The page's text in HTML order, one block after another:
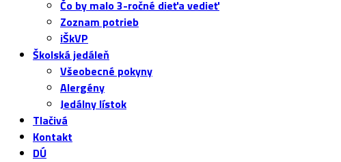
Čo by malo 3-ročné dieťa vedieť
Zoznam potrieb
iŠkVP
Školská jedáleň
Všeobecné pokyny
Alergény
Jedálny lístok
Tlačivá
Kontakt
DÚ